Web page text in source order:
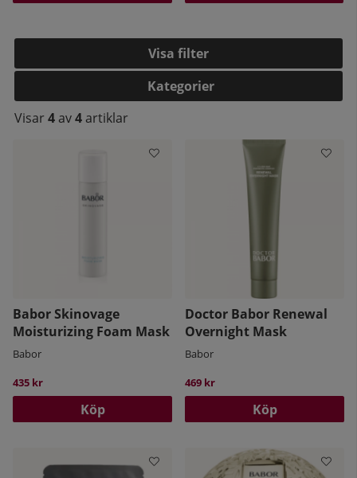
Filtrera
Kategorier
Visar 4av4artiklar
Babor Skinovage
Moisturizing Foam Mask
Babor
435 kr
Köp
Doctor Babor Renewal
Overnight Mask
Babor
469 kr
Köp